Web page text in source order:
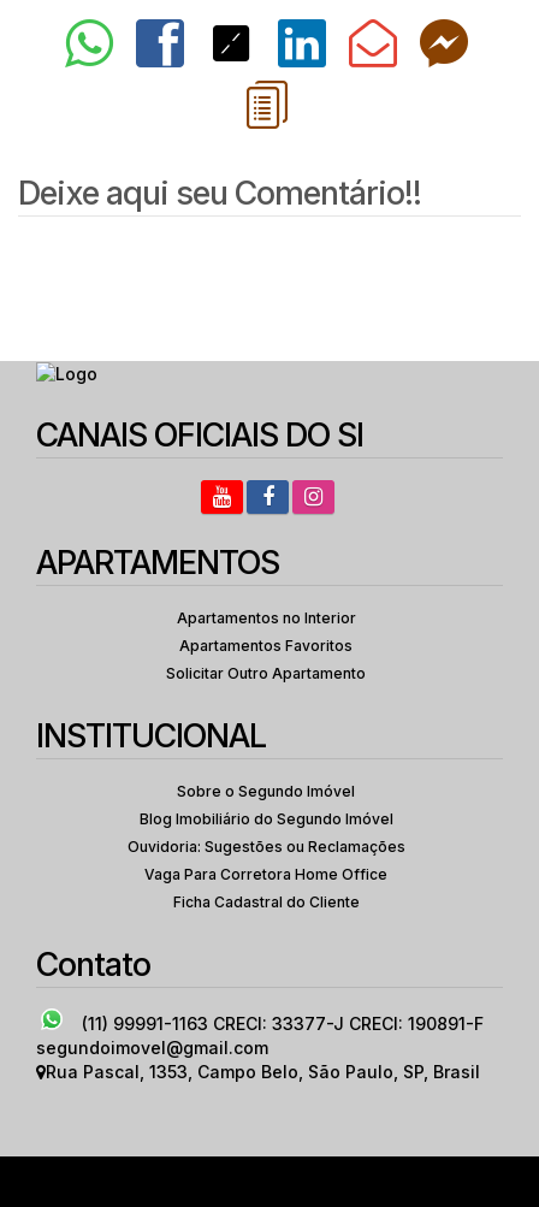
Deixe aqui seu Comentário!!
CANAIS OFICIAIS DO SI
APARTAMENTOS
Apartamentos no Interior
Apartamentos Favoritos
Solicitar Outro Apartamento
INSTITUCIONAL
Sobre o Segundo Imóvel
Blog Imobiliário do Segundo Imóvel
Ouvidoria: Sugestões ou Reclamações
Vaga Para Corretora Home Office
Ficha Cadastral do Cliente
Contato
(11) 99991-1163 CRECI: 33377-J CRECI: 190891-F
segundoimovel@gmail.com
Rua Pascal 1353 Campo Belo São Paulo SP Brasil